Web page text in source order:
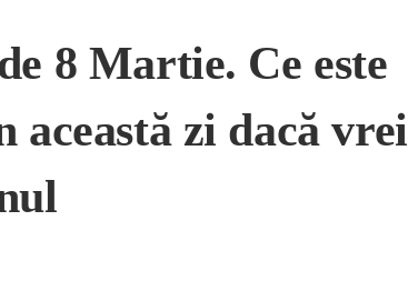
8 Martie. Ce este
zi dacă vrei